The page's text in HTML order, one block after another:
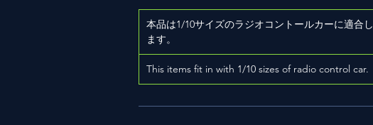
本品は1/10サイズのラジオコントールカーに適合し
ます。
This items fit in with 1/10 sizes of radio control car.